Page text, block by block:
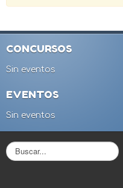
CONCURSOS
Sin eventos
EVENTOS
Sin eventos
B
u